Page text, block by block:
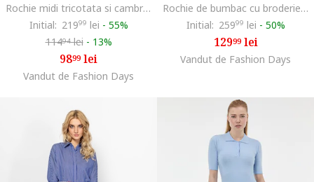
Rochie midi tricotata si cambrata, Albastru ultramarin
Initial: 21999 lei - 55%
11494lei - 13%
9899lei
Vandut de Fashion Days
Rochie de bumbac cu broderie Sangallo, Alb/Albastru
Initial: 25999 lei - 50%
12999lei
Vandut de Fashion Days